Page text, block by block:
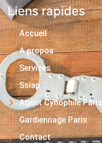
Liens rapides
Accueil
A propos
Services
Ssiap
Agent Cynophile Paris
Gardiennage Paris
Contact